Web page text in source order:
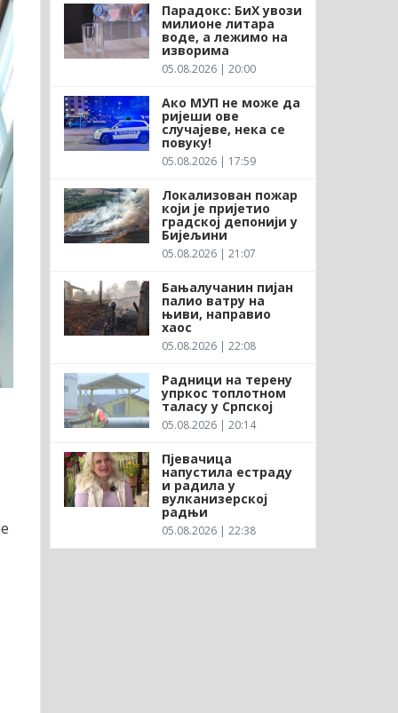
Парадокс: БиХ увози
милионе литара
воде, а лежимо на
изворима
05.08.2026 | 20:00
Ако МУП не може да
ријеши ове
случајеве, нека се
повуку!
05.08.2026 | 17:59
Локализован пожар
који је пријетио
градској депонији у
Бијељини
05.08.2026 | 21:07
Бањалучанин пијан
палио ватру на
њиви, направио
хаос
05.08.2026 | 22:08
Радници на терену
упркос топлотном
таласу у Српској
05.08.2026 | 20:14
Пјевачица
напустила естраду
и радила у
вулканизерској
радњи
05.08.2026 | 22:38